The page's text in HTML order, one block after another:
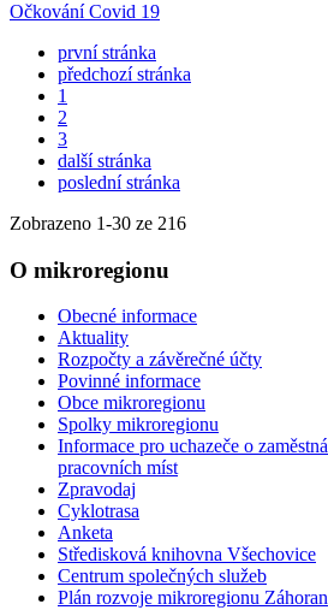
Očkování Covid 19
první stránka
předchozí stránka
1
2
3
další stránka
poslední stránka
Zobrazeno 1-30 ze 216
O mikroregionu
Obecné informace
Aktuality
Rozpočty a závěrečné účty
Povinné informace
Obce mikroregionu
Spolky mikroregionu
Informace pro uchazeče o
pracovních míst
Zpravodaj
Cyklotrasa
Anketa
Středisková knihovna Všechovice
Centrum společných služeb
Plán rozvoje mikroregionu Záhoran